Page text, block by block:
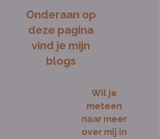
Onderaan op
deze pagina
vind je mijn
blogs
Wil je
meteen
naar meer
over mij in